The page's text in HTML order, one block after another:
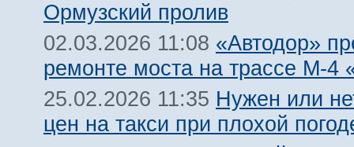
Ормузский пролив
02.03.2026 11:08 «Автодор»
ремонте моста на трассе М-4
25.02.2026 11:35 Нужен или
цен на такси при плохой